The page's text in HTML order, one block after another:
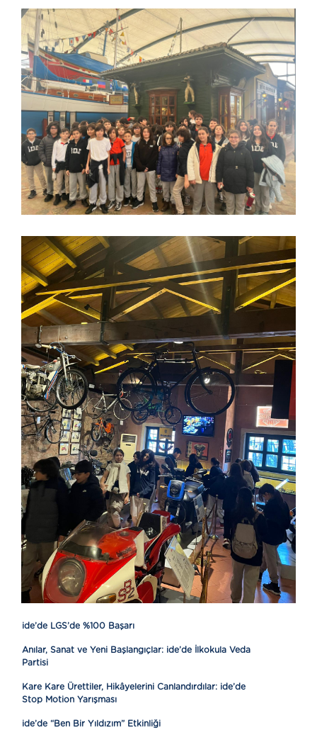
ide’de LGS’de %100 Başarı
Anılar, Sanat ve Yeni Başlangıçlar: ide’de İlkokula Veda
Partisi
Kare Kare Ürettiler, Hikâyelerini Canlandırdılar: ide’de
Stop Motion Yarışması
ide’de “Ben Bir Yıldızım” Etkinliği